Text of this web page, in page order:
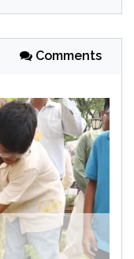
Comments